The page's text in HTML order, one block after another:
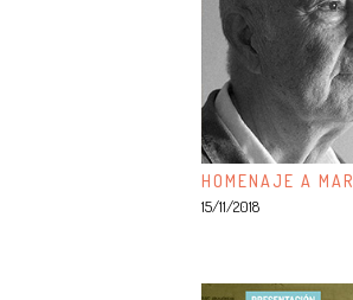
HOMENAJE A
15/11/2018